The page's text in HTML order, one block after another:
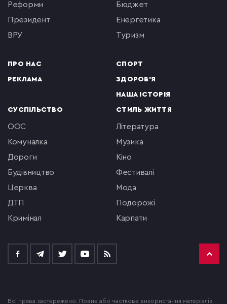
реформи
президент
ВРУ
ПРО НАС
РЕКЛАМА
бюджет
енергетика
туризм
СПОРТ
ЗДОРОВ'Я
НАША ІСТОРІЯ
СУСПІЛЬСТВО
ООС
комуналка
Дороги
будівництво
церква
ДТП
кримінал
СТИЛЬ ЖИТТЯ
література
музика
кіно
фестивалі
мода
подорожі
Карпати
Всі права застережено. Повне або часткове використання матеріалів